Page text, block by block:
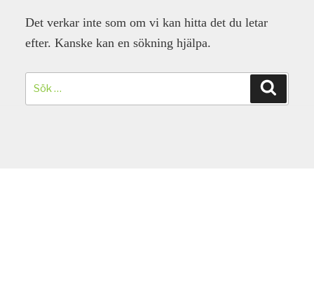
Det verkar inte som om vi kan hitta det du letar
efter. Kanske kan en sökning hjälpa.
Sök
efter:
Sök